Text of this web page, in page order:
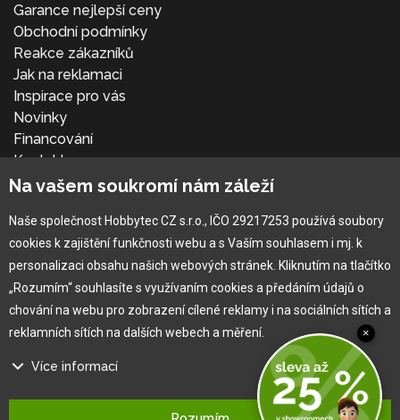
Garance nejlepší ceny
Obchodní podmínky
Reakce zákazníků
Jak na reklamaci
Inspirace pro vás
Novinky
Financování
Kontakt
Přihlásit se
®, info@hobbytec.cz
,
Změnit nastavení cookies
Na vašem soukromí nám záleží
Naše společnost Hobbytec CZ s.r.o., IČO 29217253 používá soubory
cookies k zajištění funkčnosti webu a s Vaším souhlasem i mj. k
personalizaci obsahu našich webových stránek. Kliknutím na tlačítko
„Rozumím“ souhlasíte s využívaním cookies a předáním údajů o
chování na webu pro zobrazení cílené reklamy i na sociálních sítích a
reklamních sítích na dalších webech a měření.
Více informací
Na našem webu používáme několik druhů kategorií cookies:
×